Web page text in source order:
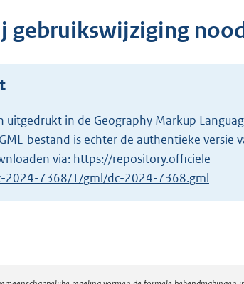
t
a
n
g
r
o
o
gebruikswijziging
in de Geography Markup
bestand is echter de authentieke versie
via: https://repository.officiele-
2024-7368/1/gml/dc-2024-7368.gml